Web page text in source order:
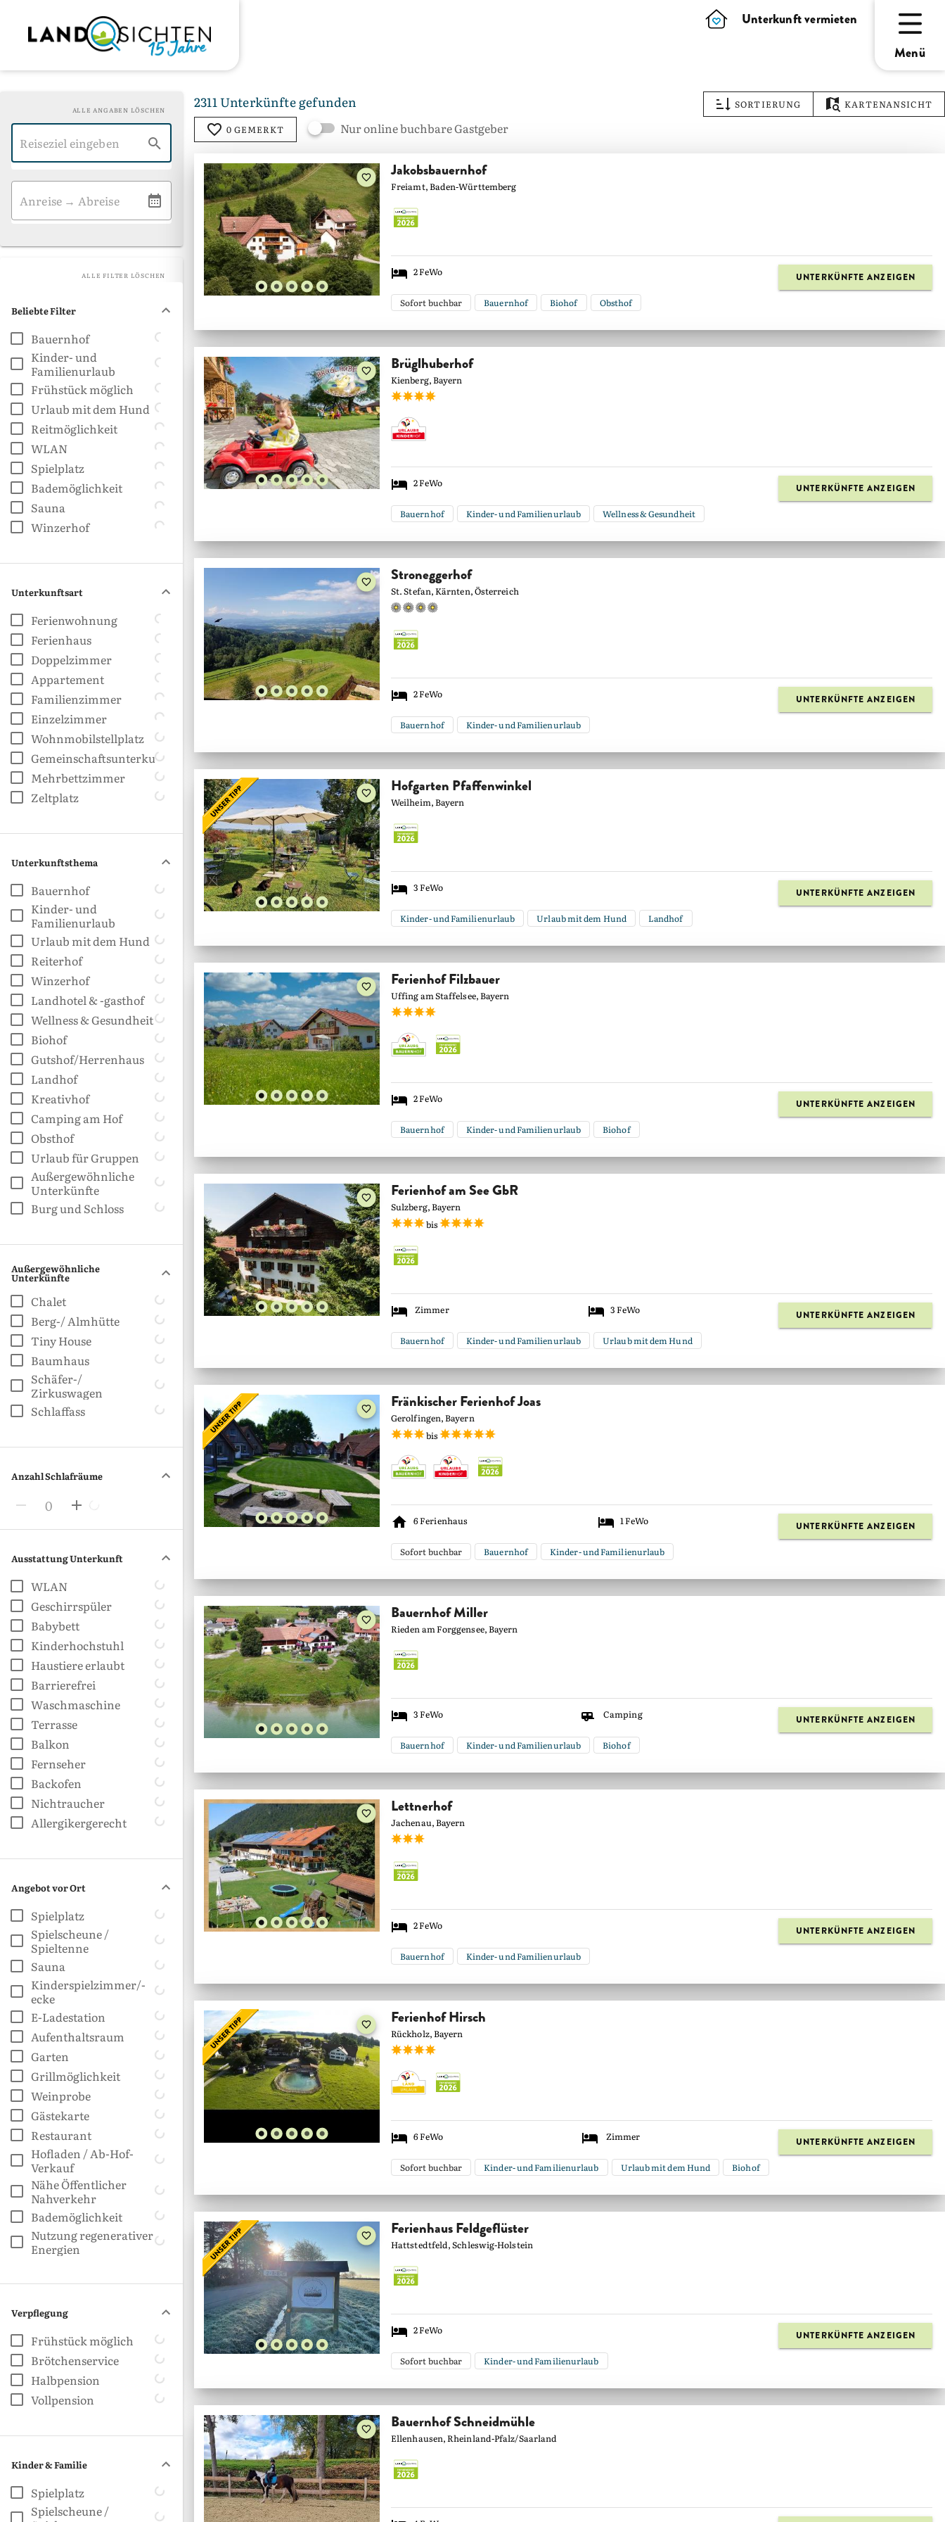
Unterkunft vermieten
Menü
ALLE ANGABEN LÖSCHEN
ALLE FILTER LÖSCHEN
Beliebte Filter
Bauernhof
Kinder- und
Familienurlaub
Frühstück möglich
Urlaub mit dem Hund
Reitmöglichkeit
WLAN
Spielplatz
Bademöglichkeit
Sauna
Winzerhof
Unterkunftsart
Ferienwohnung
Ferienhaus
Doppelzimmer
Appartement
Familienzimmer
Einzelzimmer
Wohnmobilstellplatz
Gemeinschaftsunterkunft
Mehrbettzimmer
Zeltplatz
Unterkunftsthema
Bauernhof
Kinder- und
Familienurlaub
Urlaub mit dem Hund
Reiterhof
Winzerhof
Landhotel & -gasthof
Wellness & Gesundheit
Biohof
Gutshof/Herrenhaus
Landhof
Kreativhof
Camping am Hof
Obsthof
Urlaub für Gruppen
Außergewöhnliche
Unterkünfte
Burg und Schloss
Außergewöhnliche
Unterkünfte
Chalet
Berg-/ Almhütte
Tiny House
Baumhaus
Schäfer-/
Zirkuswagen
Schlaffass
Anzahl Schlafräume
0
Ausstattung Unterkunft
WLAN
Geschirrspüler
Babybett
Kinderhochstuhl
Haustiere erlaubt
Barrierefrei
Waschmaschine
Terrasse
Balkon
Fernseher
Backofen
Nichtraucher
Allergikergerecht
Angebot vor Ort
Spielplatz
Spielscheune /
Spieltenne
Sauna
Kinderspielzimmer/-
ecke
E-Ladestation
Aufenthaltsraum
Garten
Grillmöglichkeit
Weinprobe
Gästekarte
Restaurant
Hofladen / Ab-Hof-
Verkauf
Nähe Öffentlicher
Nahverkehr
Bademöglichkeit
Nutzung regenerativer
Energien
Verpflegung
Frühstück möglich
Brötchenservice
Halbpension
Vollpension
Kinder & Familie
Spielplatz
Spielscheune /
SORTIERUNG KARTENANSICHT
2311 Unterkünfte gefunden
0 GEMERKT Nur online buchbare Gastgeber
Jakobsbauernhof
Freiamt, Baden-Württemberg
2FeWo
Sofort buchbar Bauernhof Biohof Obsthof
UNTERKÜNFTE ANZEIGEN
Brüglhuberhof
Kienberg, Bayern
2FeWo
Bauernhof Kinder- und Familienurlaub Wellness & Gesundheit
UNTERKÜNFTE ANZEIGEN
Stroneggerhof
St. Stefan, Kärnten, Österreich
2FeWo
Bauernhof Kinder- und Familienurlaub
UNTERKÜNFTE ANZEIGEN
Hofgarten Pfaffenwinkel
Weilheim, Bayern
3FeWo
Kinder- und Familienurlaub Urlaub mit dem Hund Landhof
UNTERKÜNFTE ANZEIGEN
Ferienhof Filzbauer
Uffing am Staffelsee, Bayern
2FeWo
Bauernhof Kinder- und Familienurlaub Biohof
UNTERKÜNFTE ANZEIGEN
Ferienhof am See GbR
Sulzberg, Bayern
bis
Zimmer 3FeWo
Bauernhof Kinder- und Familienurlaub Urlaub mit dem Hund
UNTERKÜNFTE ANZEIGEN
Fränkischer Ferienhof Joas
Gerolfingen, Bayern
bis
6Ferienhaus 1FeWo
Sofort buchbar Bauernhof Kinder- und Familienurlaub
UNTERKÜNFTE ANZEIGEN
Bauernhof Miller
Rieden am Forggensee, Bayern
3FeWo Camping
Bauernhof Kinder- und Familienurlaub Biohof
UNTERKÜNFTE ANZEIGEN
Lettnerhof
Jachenau, Bayern
2FeWo
Bauernhof Kinder- und Familienurlaub
UNTERKÜNFTE ANZEIGEN
Ferienhof Hirsch
Rückholz, Bayern
6FeWo Zimmer
Sofort buchbar Kinder- und Familienurlaub Urlaub mit dem Hund Biohof
UNTERKÜNFTE ANZEIGEN
Ferienhaus Feldgeflüster
Hattstedtfeld, Schleswig-Holstein
2FeWo
Sofort buchbar Kinder- und Familienurlaub
UNTERKÜNFTE ANZEIGEN
Bauernhof Schneidmühle
Ellenhausen, Rheinland-Pfalz/Saarland